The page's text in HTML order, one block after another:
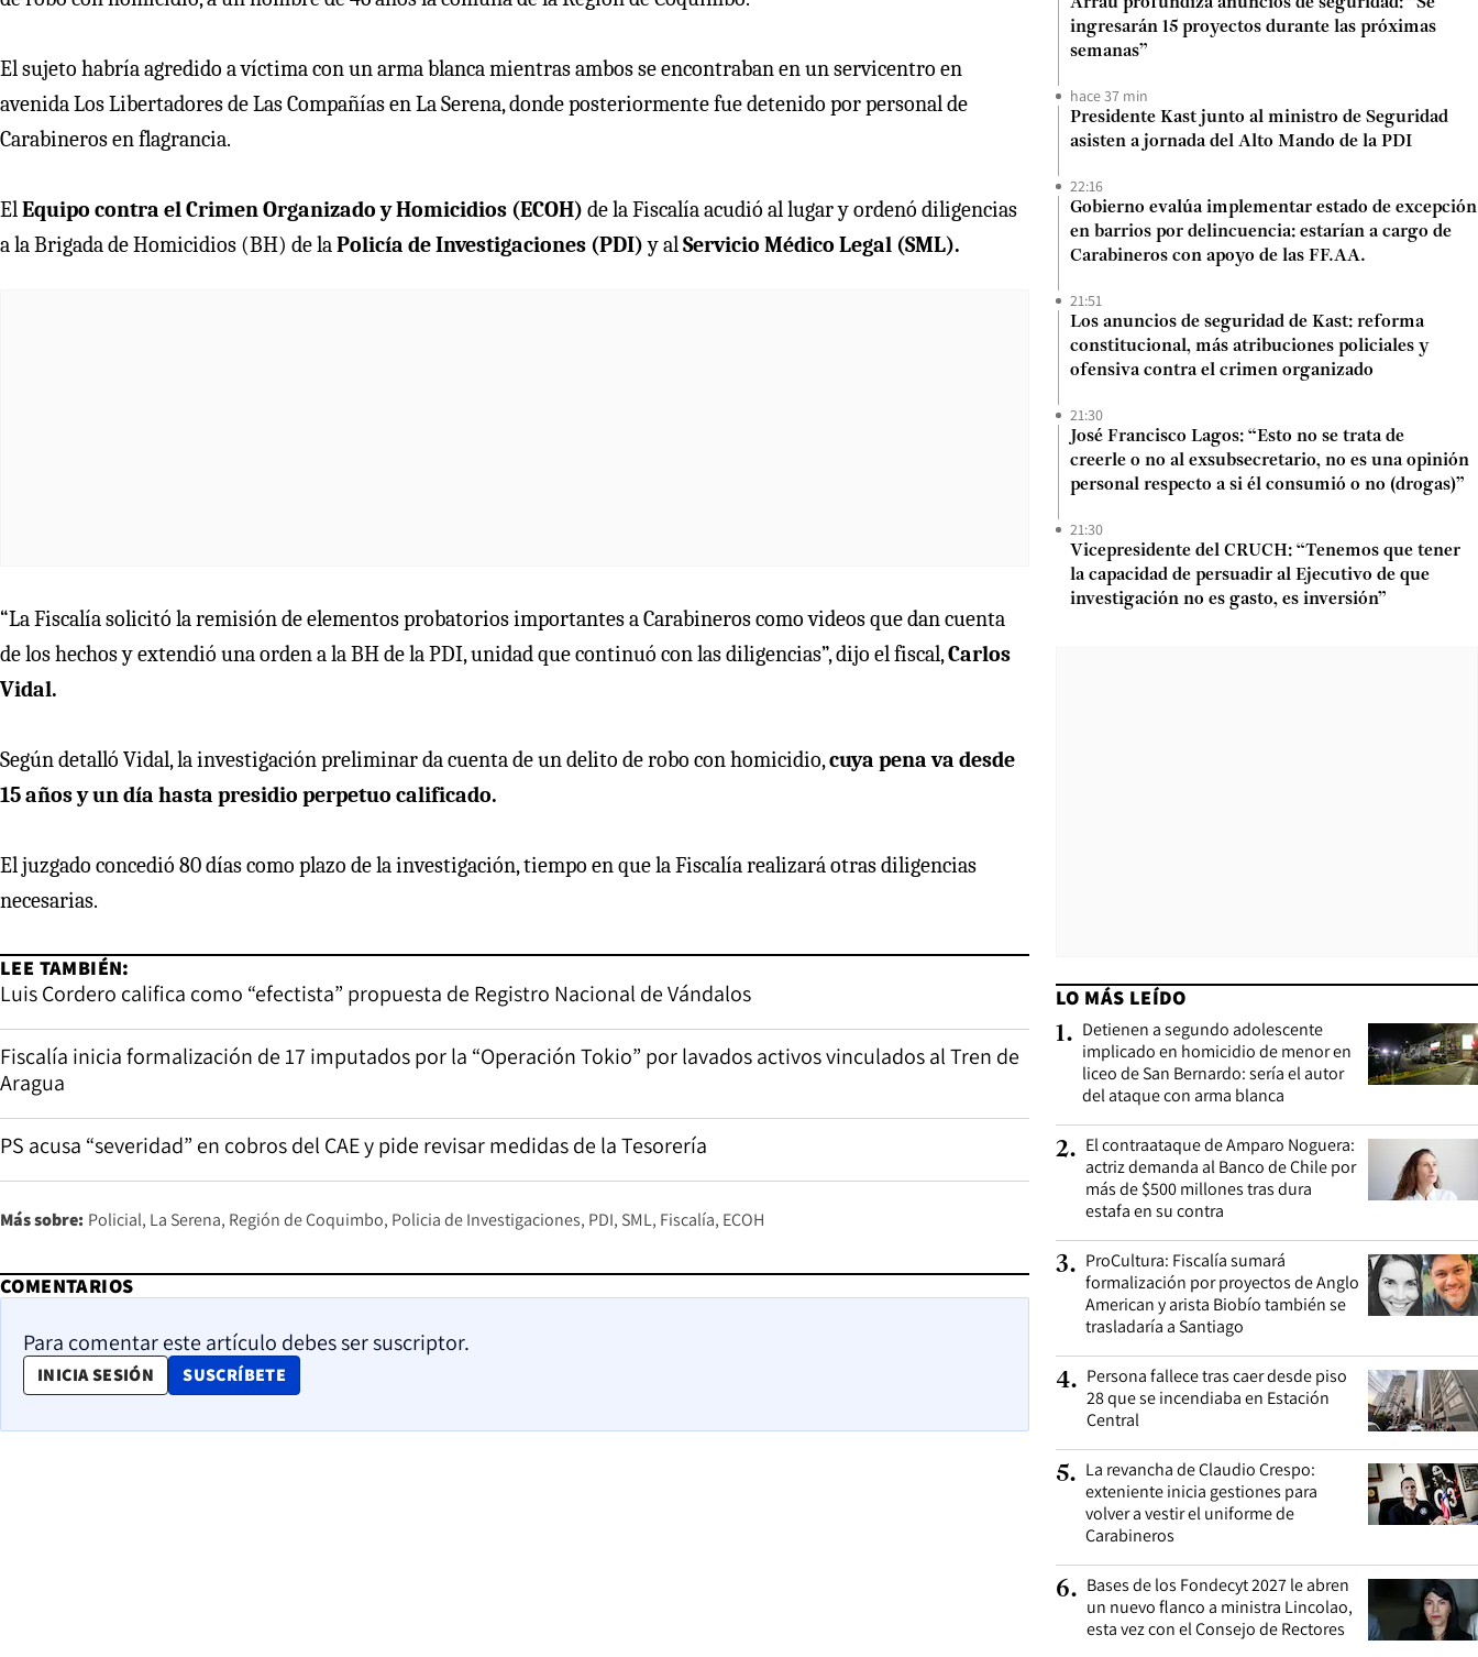
El sujeto habría agredido a víctima con un arma blanca mientras ambos se encontraban en un servicentro en
avenida Los Libertadores de Las Compañías en La Serena, donde posteriormente fue detenido por personal de
Carabineros en flagrancia.
ElEquipo contra el Crimen Organizado y Homicidios (ECOH) de la Fiscalía acudió al lugar y ordenó diligencias
a la Brigada de Homicidios (BH) de laPolicía de Investigaciones (PDI)y alServicio Médico Legal (SML).
“La Fiscalía solicitó la remisión de elementos probatorios importantes a Carabineros como videos que dan cuenta
de los hechos y extendió una orden a la BH de la PDI, unidad que continuó con las diligencias”, dijo el fiscal,Carlos
Vidal.
Según detalló Vidal, la investigación preliminar da cuenta de un delito de robo con homicidio,cuya pena va desde
15 años y un día hasta presidio perpetuo calificado.
El juzgado concedió 80 días como plazo de la investigación, tiempo en que la Fiscalía realizará otras diligencias
necesarias.
LEE TAMBIÉN:
Luis Cordero califica como “efectista” propuesta de Registro Nacional de Vándalos
Fiscalía inicia formalización de 17 imputados por la “Operación Tokio” por lavados activos vinculados al Tren de
Aragua
PS acusa “severidad” en cobros del CAE y pide revisar medidas de la Tesorería
Más sobre: Policial La Serena Región de Coquimbo Policia de Investigaciones PDI SML Fiscalía ECOH
COMENTARIOS
Para comentar este artículo debes ser suscriptor.
INICIA SESIÓN SUSCRÍBETE
OPENS IN NEW WINDOW
ingresarán 15 proyectos durante las próximas
semanas”
hace 37 min
Presidente Kast junto al ministro de Seguridad
asisten a jornada del Alto Mando de la PDI
22:16
Gobierno evalúa implementar estado de excepción
en barrios por delincuencia: estarían a cargo de
Carabineros con apoyo de las FF.AA.
21:51
Los anuncios de seguridad de Kast: reforma
constitucional, más atribuciones policiales y
ofensiva contra el crimen organizado
21:30
José Francisco Lagos: “Esto no se trata de
creerle o no al exsubsecretario, no es una opinión
personal respecto a si él consumió o no (drogas)”
21:30
Vicepresidente del CRUCH: “Tenemos que tener
la capacidad de persuadir al Ejecutivo de que
investigación no es gasto, es inversión”
LO MÁS LEÍDO
1. Detienen a segundo adolescente
implicado en homicidio de menor en
liceo de San Bernardo: sería el autor
del ataque con arma blanca
2. El contraataque de Amparo Noguera:
actriz demanda al Banco de Chile por
más de $500 millones tras dura
estafa en su contra
3. ProCultura: Fiscalía sumará
formalización por proyectos de Anglo
American y arista Biobío también se
trasladaría a Santiago
4. Persona fallece tras caer desde piso
28 que se incendiaba en Estación
Central
5. La revancha de Claudio Crespo:
exteniente inicia gestiones para
volver a vestir el uniforme de
Carabineros
6. Bases de los Fondecyt 2027 le abren
un nuevo flanco a ministra Lincolao,
esta vez con el Consejo de Rectores